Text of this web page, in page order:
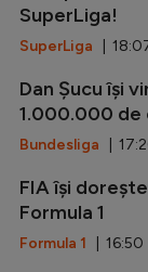
SuperLiga!
SuperLiga |
Dan Șucu își
1.000.000 de
Bundesliga |
FIA își
Formula 1
Formula 1 | 16:50